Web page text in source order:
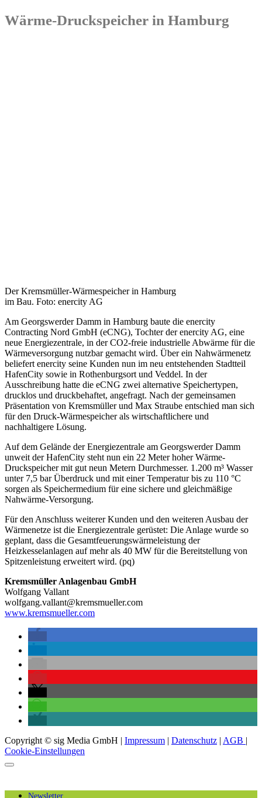
Wärme-Druckspeicher in Hamburg
Der Kremsmüller-Wärmespeicher in Hamburg
im Bau. Foto: enercity AG
Am Georgswerder Damm in Hamburg baute die enercity
Contracting Nord GmbH (eCNG), Tochter der enercity AG, eine
neue Energiezentrale, in der CO2-freie industrielle Abwärme für die
Wärmeversorgung nutzbar gemacht wird. Über ein Nahwärmenetz
beliefert enercity seine Kunden nun im neu entstehenden Stadtteil
HafenCity sowie in Rothenburgsort und Veddel. In der
Ausschreibung hatte die eCNG zwei alternative Speichertypen,
drucklos und druckbehaftet, angefragt. Nach der gemeinsamen
Präsentation von Kremsmüller und Max Straube entschied man sich
für den Druck-Wärmespeicher als wirtschaftlichere und
nachhaltigere Lösung.
Auf dem Gelände der Energiezentrale am Georgswerder Damm
unweit der HafenCity steht nun ein 22 Meter hoher Wärme-
Druckspeicher mit gut neun Metern Durchmesser. 1.200 m³ Wasser
unter 7,5 bar Überdruck und mit einer Temperatur bis zu 110 °C
sorgen als Speichermedium für eine sichere und gleichmäßige
Nahwärme-Versorgung.
Für den Anschluss weiterer Kunden und den weiteren Ausbau der
Wärmenetze ist die Energiezentrale gerüstet: Die Anlage wurde so
geplant, dass die Gesamtfeuerungswärmeleistung der
Heizkesselanlagen auf mehr als 40 MW für die Bereitstellung von
Spitzenleistung erweitert wird. (pq)
Kremsmüller Anlagenbau GmbH
Wolfgang Vallant
wolfgang.vallant@kremsmueller.com
www.kremsmueller.com
Copyright © sig Media GmbH | Impressum | Datenschutz | AGB |
Cookie-Einstellungen
Newsletter